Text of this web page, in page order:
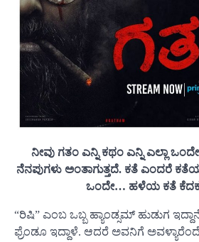
ನೀವು ಗತಂ ಎನ್ನಿ ಕಥಂ ಎನ್ನಿ ಎಲ್ಲಾ
ನೆನಪುಗಳು ಅಂತಾಗುತ್ತದೆ‌. ಕತೆ ಎಂದರೆ
ಒಂದೇ… ಹಳೆಯ ಕತೆ
“ರಿಷಿ” ಎಂಬ ಒಬ್ಬ ಹ್ಯಾಂಡ್ಸಮ್ ಹುಡುಗ
ಫ್ರೆಂಡೂ ಇದ್ದಾಳೆ. ಆದರೆ ಅವನಿಗೆ